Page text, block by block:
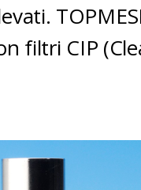
filtri CIP